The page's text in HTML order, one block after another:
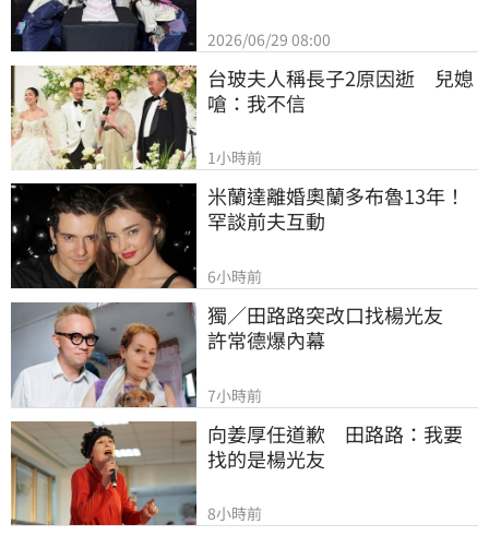
2026/06/29 08:00
台玻夫人稱長子2原因逝　兒媳
嗆：我不信
1小時前
米蘭達離婚奧蘭多布魯13年！
罕談前夫互動
6小時前
獨／田路路突改口找楊光友
許常德爆內幕
7小時前
向姜厚任道歉　田路路：我要
找的是楊光友
8小時前